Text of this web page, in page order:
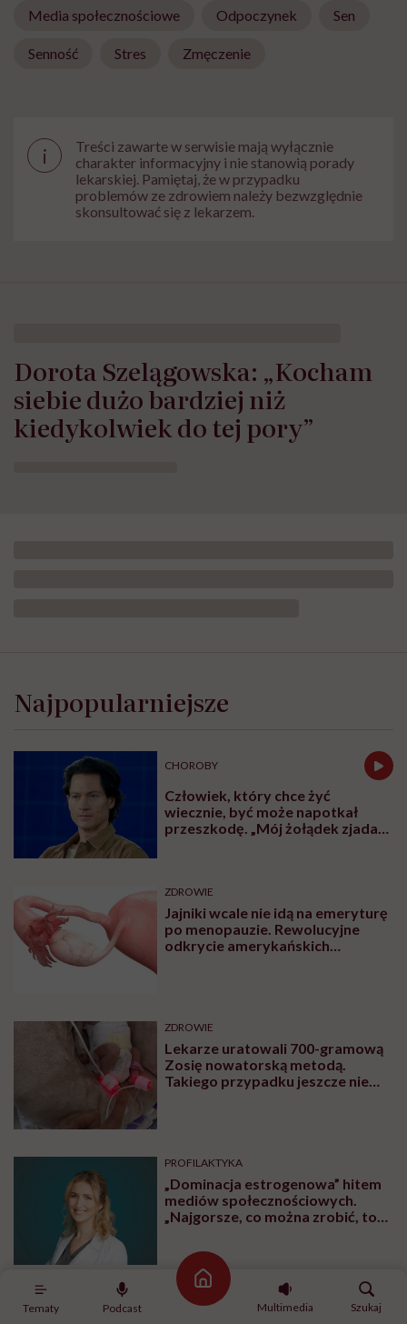
Tematy Podcast
Strona główna
Multimedia
Szukaj
Media społecznościowe Odpoczynek Sen
Senność Stres Zmęczenie
i
Treści zawarte w serwisie mają wyłącznie
charakter informacyjny i nie stanowią porady
lekarskiej. Pamiętaj, że w przypadku
problemów ze zdrowiem należy bezwzględnie
skonsultować się z lekarzem.
Dorota Szelągowska: „Kocham
siebie dużo bardziej niż
kiedykolwiek do tej pory”
Najpopularniejsze
CHOROBY
Człowiek, który chce żyć
wiecznie, być może napotkał
przeszkodę. „Mój żołądek zjada
ZDROWIE
Jajniki wcale nie idą na emeryturę
po menopauzie. Rewolucyjne
odkrycie amerykańskich
ZDROWIE
Lekarze uratowali 700-gramową
Zosię nowatorską metodą.
Takiego przypadku jeszcze nie
PROFILAKTYKA
„Dominacja estrogenowa” hitem
mediów społecznościowych.
„Najgorsze, co można zrobić, to
OBJAWY